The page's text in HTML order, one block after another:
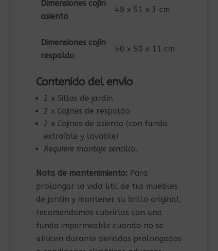
Dimensiones cojín
asiento
49 x 51 x 3 cm
Dimensiones cojín
respaldo
50 x 50 x 11 cm
Contenido del envío
2 x Sillas de jardín
2 x Cojines de respaldo
2 x Cojines de asiento (con funda
extraíble y lavable)
Requiere montaje sencillo.
Nota de mantenimiento:Para
prolongar la vida útil de tus muebles
de jardín y mantener su brillo original,
recomendamos cubrirlos con una
funda impermeable cuando no se
utilicen durante periodos prolongados